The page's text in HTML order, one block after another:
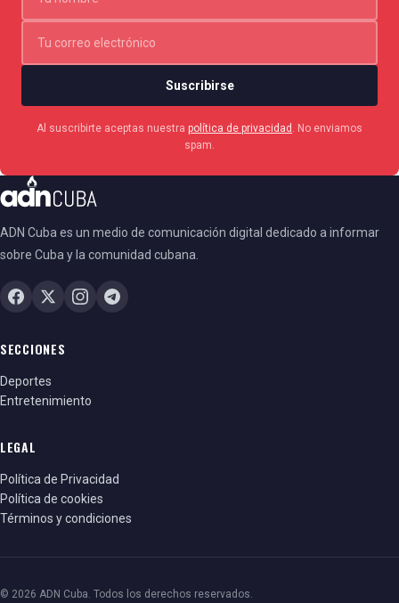
Suscribirse
Al suscribirte aceptas nuestra política de privacidad . No enviamos
spam.
ADN Cuba es un medio de comunicación digital dedicado a informar
sobre Cuba y la comunidad cubana.
SECCIONES
Deportes
Entretenimiento
LEGAL
Política de Privacidad
Política de cookies
Términos y condiciones
© 2026 ADN Cuba. Todos los derechos reservados.